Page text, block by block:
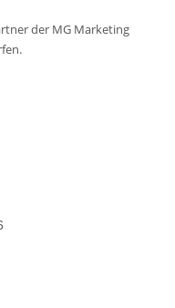
der MG Marketing